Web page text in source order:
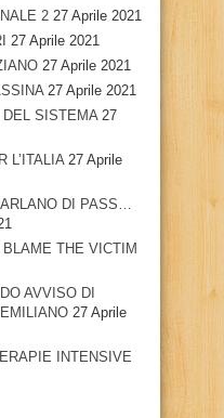
2 27 Aprile 2021
27 Aprile 2021
27 Aprile 2021
27 Aprile 2021
DEL SISTEMA 27
L’ITALIA 27 Aprile
DI PASS…
THE VICTIM
AVVISO DI
27 Aprile
INTENSIVE